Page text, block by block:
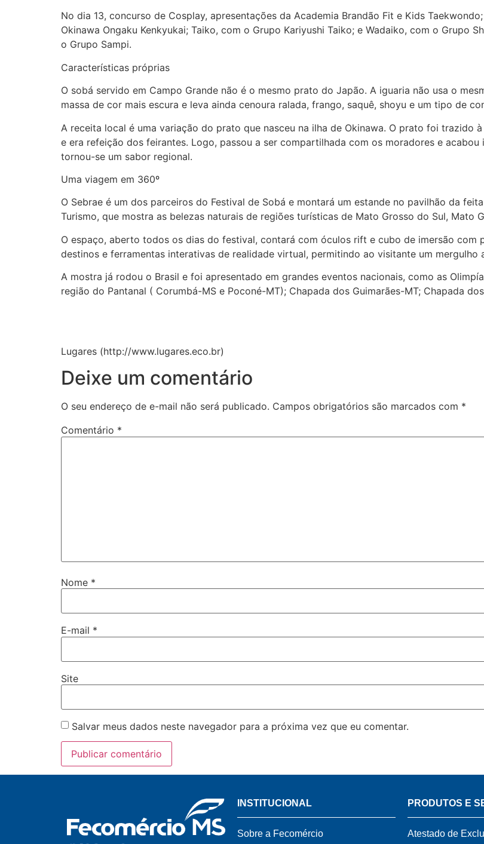
No dia 13, concurso de Cosplay, apresentações da Academia Brandão Fit e Kids
Okinawa Ongaku Kenkyukai; Taiko, com o Grupo Kariyushi Taiko; e Wadaiko, com o Grupo
o Grupo Sampi.
Características próprias
O sobá servido em Campo Grande não é o mesmo prato do Japão. A iguaria não usa o
massa de cor mais escura e leva ainda cenoura ralada, frango, saquê, shoyu e um tipo de
A receita local é uma variação do prato que nasceu na ilha de Okinawa. O prato foi trazido
e era refeição dos feirantes. Logo, passou a ser compartilhada com os moradores e
tornou-se um sabor regional.
Uma viagem em 360º
O Sebrae é um dos parceiros do Festival de Sobá e montará um estande no pavilhão da
Turismo, que mostra as belezas naturais de regiões turísticas de Mato Grosso do Sul, Mato
O espaço, aberto todos os dias do festival, contará com óculos rift e cubo de imersão com
destinos e ferramentas interativas de realidade virtual, permitindo ao visitante um mergulho
A mostra já rodou o Brasil e foi apresentado em grandes eventos nacionais, como as
região do Pantanal ( Corumbá-MS e Poconé-MT); Chapada dos Guimarães-MT; Chapada
Lugares (http://www.lugares.eco.br)
Deixe um comentário
O seu endereço de e-mail não será publicado. Campos obrigatórios são marcados com *
Comentário *
Nome *
E-mail *
Site
Salvar meus dados neste navegador para a próxima vez que eu comentar.
INSTITUCIONAL
Sobre a Fecomércio
PRODUTOS E
Atestado de